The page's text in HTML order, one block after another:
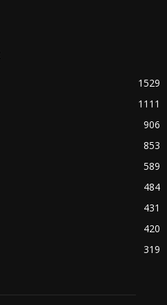
1529
1111
906
853
589
484
431
420
319